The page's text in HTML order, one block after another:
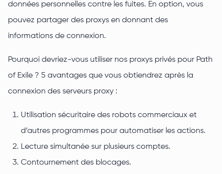
données personnelles contre les fuites. En option, vous
pouvez partager des proxys en donnant des
informations de connexion.
Pourquoi devriez-vous utiliser nos proxys privés pour Path
of Exile ? 5 avantages que vous obtiendrez après la
connexion des serveurs proxy :
Utilisation sécuritaire des robots commerciaux et
d’autres programmes pour automatiser les actions.
Lecture simultanée sur plusieurs comptes.
Contournement des blocages.